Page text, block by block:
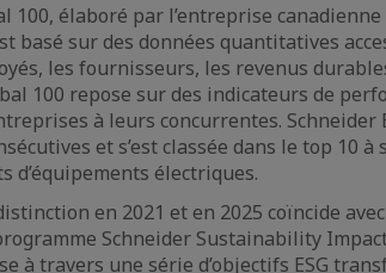
100, élaboré par l’entreprise
basé sur des données quantitatives
les fournisseurs, les revenus
100 repose sur des indicateurs de
à leurs concurrentes. Schneider
et s’est classée dans le top 10
d’équipements électriques.
en 2021 et en 2025 coïncide
Schneider Sustainability
à travers une série d’objectifs ESG